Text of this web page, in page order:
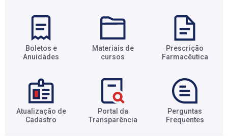
Boletos e
Anuidades​
Materiais de
cursos​
Prescrição
Farmacêutica​
Atualização de
Cadastro​
Portal da
Transparência​
Perguntas
Frequentes​